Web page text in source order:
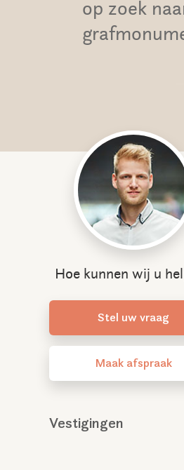
op zoek
Hoe kunnen wij u
Stel uw vraag
Maak afspraak
Vestigingen